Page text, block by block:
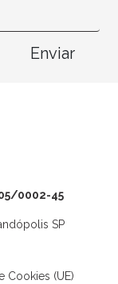
Enviar
0002-45
SP
Cookies (UE)